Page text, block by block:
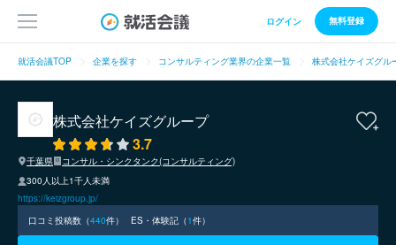
ログイン 無料登録
就活会議TOP 企業を探す コンサルティング業界の企業一覧 株式会社ケイズグル
株式会社ケイズグループ
3.7
千葉県
コンサル・シンクタンク(コンサルティング)
300人以上1千人未満
https://keizgroup.jp/
口コミ投稿数（440件） ES・体験記（1件）